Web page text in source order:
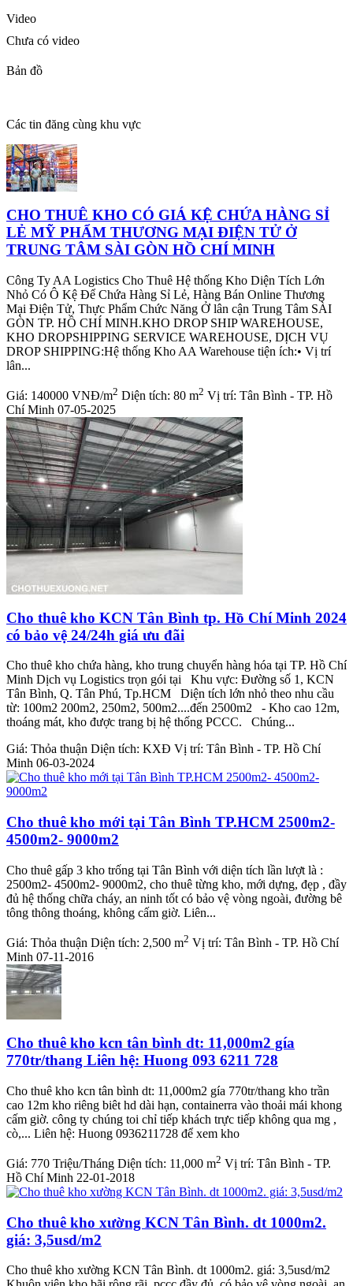
Video
Chưa có video
Bản đồ
Các tin đăng cùng khu vực
CHO THUÊ KHO CÓ GIÁ KỆ CHỨA HÀNG SỈ
LẺ MỸ PHẨM THƯƠNG MẠI ĐIỆN TỬ Ở
TRUNG TÂM SÀI GÒN HỒ CHÍ MINH
Công Ty AA Logistics Cho Thuê Hệ thống Kho Diện Tích Lớn
Nhỏ Có Ô Kệ Để Chứa Hàng Sỉ Lẻ, Hàng Bán Online Thương
Mại Điện Tử, Thực Phẩm Chức Năng Ở lân cận Trung Tâm SÀI
GÒN TP. HỒ CHÍ MINH.KHO DROP SHIP WAREHOUSE,
KHO DROPSHIPPING SERVICE WAREHOUSE, DỊCH VỤ
DROP SHIPPING:Hệ thống Kho AA Warehouse tiện ích:• Vị trí
lân...
Giá: 140000 VNĐ/m2 Diện tích: 80 m2 Vị trí: Tân Bình - TP. Hồ
Chí Minh 07-05-2025
Cho thuê kho KCN Tân Bình tp. Hồ Chí Minh 2024
có bảo vệ 24/24h giá ưu đãi
Cho thuê kho chứa hàng, kho trung chuyển hàng hóa tại TP. Hồ Chí
Minh Dịch vụ Logistics trọn gói tại Khu vực: Đường số 1, KCN
Tân Bình, Q. Tân Phú, Tp.HCM Diện tích lớn nhỏ theo nhu cầu
từ: 100m2 200m2, 250m2, 500m2....đến 2500m2 - Kho cao 12m,
thoáng mát, kho được trang bị hệ thống PCCC. Chúng...
Giá: Thỏa thuận Diện tích: KXĐ Vị trí: Tân Bình - TP. Hồ Chí
Minh 06-03-2024
Cho thuê kho mới tại Tân Bình TP.HCM 2500m2-
4500m2- 9000m2
Cho thuê gấp 3 kho trống tại Tân Bình với diện tích lần lượt là :
2500m2- 4500m2- 9000m2, cho thuê từng kho, mới dựng, đẹp , đầy
đủ hệ thống chữa cháy, an ninh tốt có bảo vệ vòng ngoài, đường bê
tông thông thoáng, không cấm giờ. Liên...
Giá: Thỏa thuận Diện tích: 2,500 m2 Vị trí: Tân Bình - TP. Hồ Chí
Minh 07-11-2016
Cho thuê kho kcn tân bình dt: 11,000m2 gía
770tr/thang Liên hệ: Huong 093 6211 728
Cho thuê kho kcn tân bình dt: 11,000m2 gía 770tr/thang kho trần
cao 12m kho riêng biêt hd dài hạn, containerra vào thoải mái khong
cấm giờ. công ty chúng toi chỉ tiếp khách trực tiếp không qua mg ,
cò,... Liên hệ: Huong 0936211728 để xem kho
Giá: 770 Triệu/Tháng Diện tích: 11,000 m2 Vị trí: Tân Bình - TP.
Hồ Chí Minh 22-01-2018
Cho thuê kho xường KCN Tân Bình. dt 1000m2.
giá: 3,5usd/m2
Cho thuê kho xường KCN Tân Bình. dt 1000m2. giá: 3,5usd/m2